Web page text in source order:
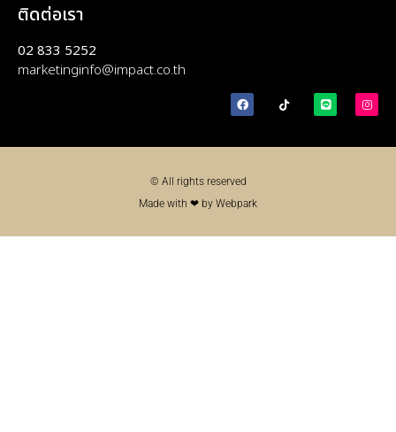
ติดต่อเรา
02 833 5252
marketinginfo@impact.co.th
© All rights reserved
Made with ❤ by Webpark